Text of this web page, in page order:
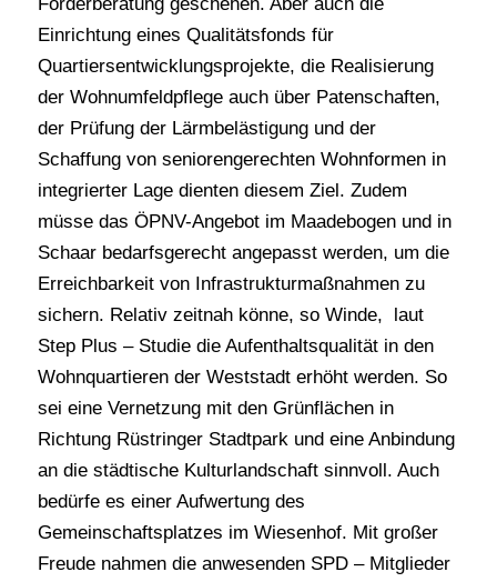
Einrichtung eines Qualitätsfonds für
Quartiersentwicklungsprojekte, die Realisierung
der Wohnumfeldpflege auch über Patenschaften,
der Prüfung der Lärmbelästigung und der
Schaffung von seniorengerechten Wohnformen in
integrierter Lage dienten diesem Ziel. Zudem
müsse das ÖPNV-Angebot im Maadebogen und in
Schaar bedarfsgerecht angepasst werden, um die
Erreichbarkeit von Infrastrukturmaßnahmen zu
sichern. Relativ zeitnah könne, so Winde,
laut
Step Plus – Studie die Aufenthaltsqualität in den
Wohnquartieren der Weststadt erhöht werden. So
sei eine Vernetzung mit den Grünflächen in
Richtung Rüstringer Stadtpark und eine Anbindung
an die städtische Kulturlandschaft sinnvoll. Auch
bedürfe es einer Aufwertung des
Gemeinschaftsplatzes im Wiesenhof. Mit großer
Freude nahmen die anwesenden SPD – Mitglieder